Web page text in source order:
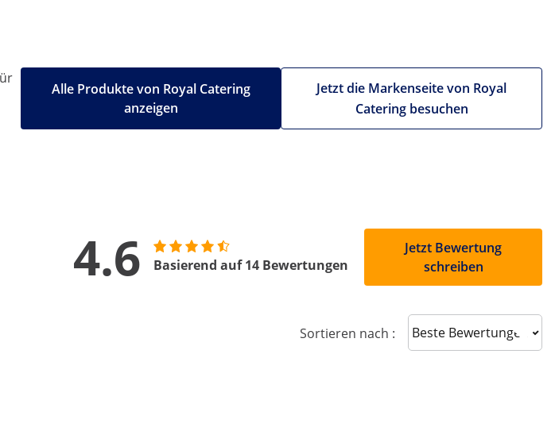
Jetzt die Markenseite von Royal
Catering besuchen
Alle Produkte von Royal Catering
anzeigen
4.6 Basierend auf 14 Bewertungen
Jetzt Bewertung
schreiben
Sortieren nach : Sort reviews